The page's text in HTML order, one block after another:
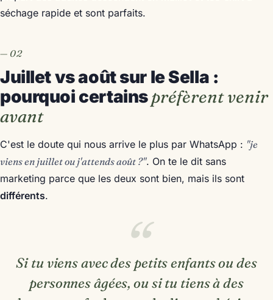
séchage rapide et sont parfaits.
Juillet vs août sur le Sella :
pourquoi certainspréfèrent venir
avant
C'est le doute qui nous arrive le plus par WhatsApp : "je
viens en juillet ou j'attends août ?". On te le dit sans
marketing parce que les deux sont bien, mais ils sont
différents.
Si tu viens avec des petits enfants ou des
personnes âgées, ou si tu tiens à des